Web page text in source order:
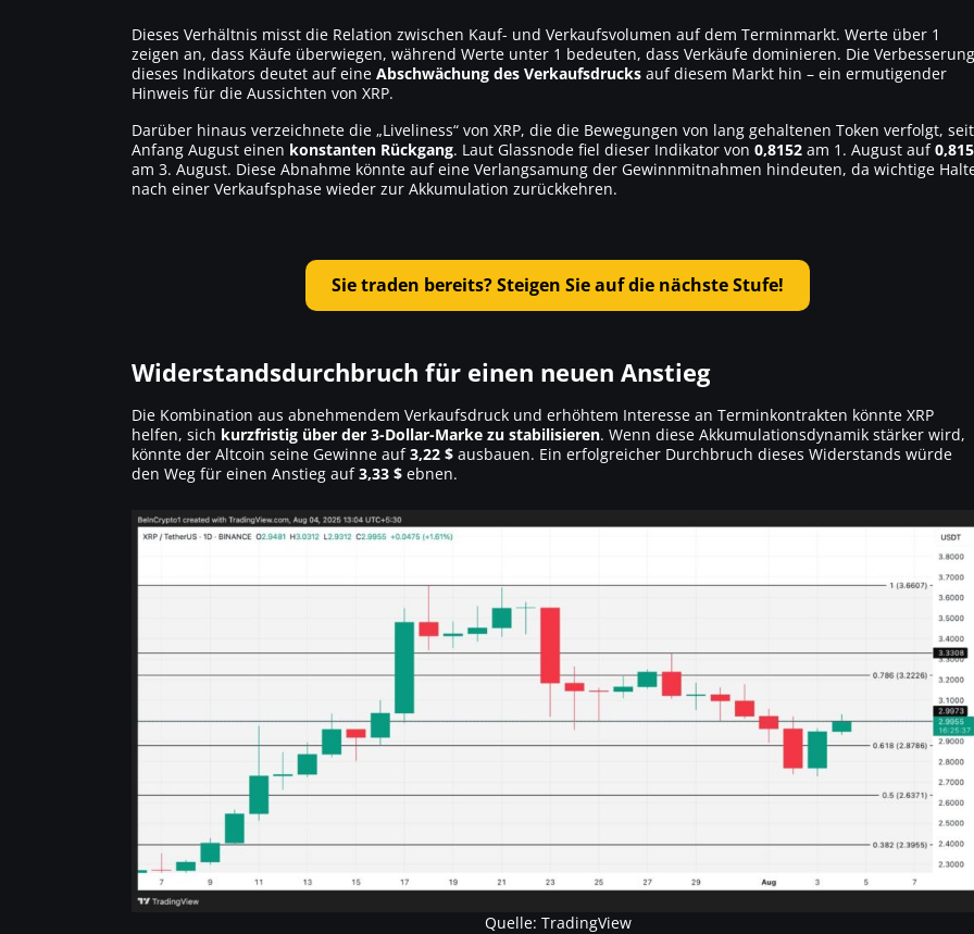
Dieses Verhältnis misst die Relation zwischen Kauf- und Verkaufsvolumen auf dem Terminmarkt. Werte über 1
zeigen an, dass Käufe überwiegen, während Werte unter 1 bedeuten, dass Verkäufe dominieren. Die Verbesserung
dieses Indikators deutet auf eine Abschwächung des Verkaufsdrucks auf diesem Markt hin – ein ermutigender
Hinweis für die Aussichten von XRP.
Darüber hinaus verzeichnete die „Liveliness“ von XRP, die die Bewegungen von lang gehaltenen Token verfolgt, seit
Anfang August einen konstanten Rückgang. Laut Glassnode fiel dieser Indikator von 0,8152 am 1. August auf
am 3. August. Diese Abnahme könnte auf eine Verlangsamung der Gewinnmitnahmen hindeuten, da wichtige
nach einer Verkaufsphase wieder zur Akkumulation zurückkehren.
Sie traden bereits? Steigen Sie auf die nächste Stufe!
Widerstandsdurchbruch für einen neuen Anstieg
Die Kombination aus abnehmendem Verkaufsdruck und erhöhtem Interesse an Terminkontrakten könnte XRP
helfen, sich kurzfristig über der 3-Dollar-Marke zu stabilisieren. Wenn diese Akkumulationsdynamik stärker wird,
könnte der Altcoin seine Gewinne auf3,22 $ ausbauen. Ein erfolgreicher Durchbruch dieses Widerstands würde
den Weg für einen Anstieg auf3,33 $ ebnen.
Quelle: TradingView